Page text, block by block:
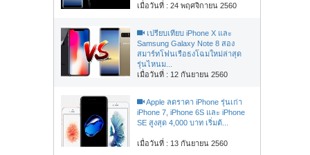
เมื่อวันที่ : 24 พฤศจิกายน 2560
เปรียบเทียบ iPhone X และ
Samsung Galaxy Note 8 สอง
สมาร์ทโฟนเรือธงโฉมใหม่ล่าสุด
รุ่นไหนม...
เมื่อวันที่ : 12 กันยายน 2560
Apple ลดราคา iPhone รุ่นเก่า
iPhone 7, iPhone 6S และ iPhone
SE สูงสุด 4,000 บาท เริ่มต้...
เมื่อวันที่ : 13 กันยายน 2560